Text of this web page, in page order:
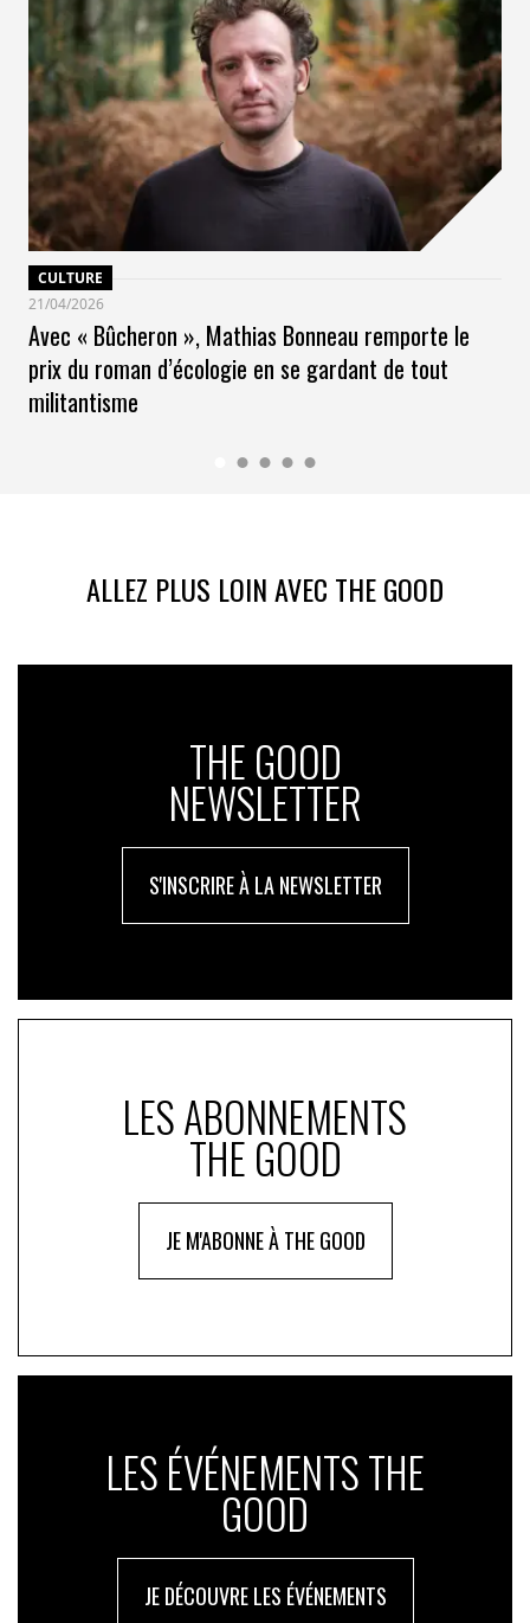
CULTURE
21/04/2026
Avec « Bûcheron », Mathias Bonneau remporte le
prix du roman d’écologie en se gardant de tout
militantisme
ALLEZ PLUS LOIN AVEC THE GOOD
THE GOOD
NEWSLETTER
S'INSCRIRE À LA NEWSLETTER
LES ABONNEMENTS
THE GOOD
JE M'ABONNE À THE GOOD
LES ÉVÉNEMENTS THE
GOOD
JE DÉCOUVRE LES ÉVÉNEMENTS